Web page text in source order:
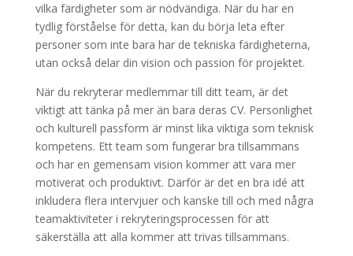
vilka färdigheter som är nödvändiga. När du har en
tydlig förståelse för detta, kan du börja leta efter
personer som inte bara har de tekniska färdigheterna,
utan också delar din vision och passion för projektet.
När du rekryterar medlemmar till ditt team, är det
viktigt att tänka på mer än bara deras CV. Personlighet
och kulturell passform är minst lika viktiga som teknisk
kompetens. Ett team som fungerar bra tillsammans
och har en gemensam vision kommer att vara mer
motiverat och produktivt. Därför är det en bra idé att
inkludera flera intervjuer och kanske till och med några
teamaktiviteter i rekryteringsprocessen för att
säkerställa att alla kommer att trivas tillsammans.